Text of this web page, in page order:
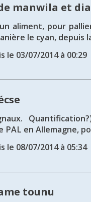
manwila et
aliment, pour
le cyan, depuis
le 03/07/2014 à 00:29
PAL en Allemagne,
le 08/07/2014 à 05:34
tounu